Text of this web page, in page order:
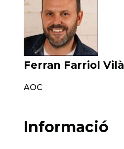
Ferran Farriol Vilà
AOC
Informació